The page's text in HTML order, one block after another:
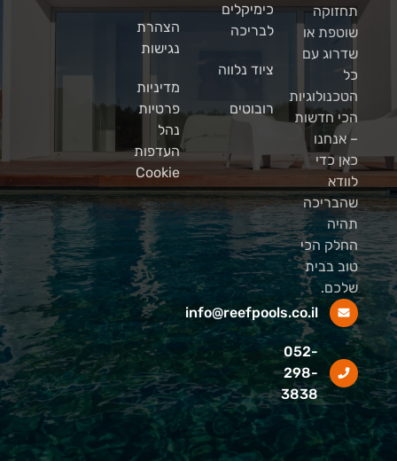
תחזוקה
שוטפת או
שדרוג עם
כל
הטכנולוגיות
הכי חדשות
– אנחנו
כאן כדי
לוודא
שהבריכה
תהיה
החלק הכי
טוב בבית
שלכם.
info@reefpools.co.il
052-
298-
3838
כימיקלים
לבריכה
ציוד נלווה
רובוטים
הצהרת
נגישות
מדיניות
פרטיות
נהל
העדפות
Cookie